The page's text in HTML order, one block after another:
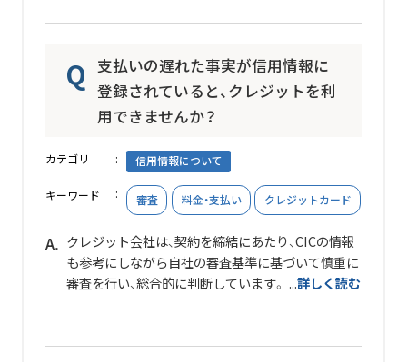
支払いの遅れた事実が信用情報に
登録されていると、クレジットを利
用できませんか？
カテゴリ 信用情報について
キーワード 審査 料金・支払い クレジットカード
クレジット会社は、契約を締結にあたり、CICの情報
も参考にしながら自社の審査基準に基づいて慎重に
審査を行い、総合的に判断しています。 ...詳しく読む